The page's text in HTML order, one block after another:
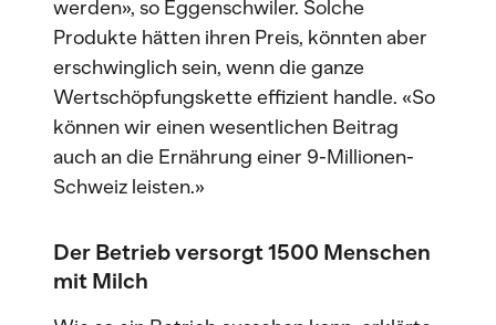
werden», so Eggenschwiler. Solche
Produkte hätten ihren Preis, könnten aber
erschwinglich sein, wenn die ganze
Wertschöpfungskette effizient handle. «So
können wir einen wesentlichen Beitrag
auch an die Ernährung einer 9-Millionen-
Schweiz leisten.»
Der Betrieb versorgt 1500 Menschen
mit Milch